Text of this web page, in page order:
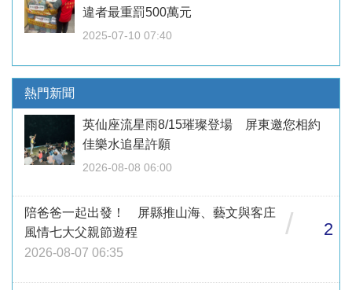
違者最重罰500萬元
2025-07-10 07:40
熱門新聞
英仙座流星雨8/15璀璨登場 屏東邀您相約
佳樂水追星許願
2026-08-08 06:00
陪爸爸一起出發！ 屏縣推山海、藝文與客庄
風情七大父親節遊程
2026-08-07 06:35
/ 2